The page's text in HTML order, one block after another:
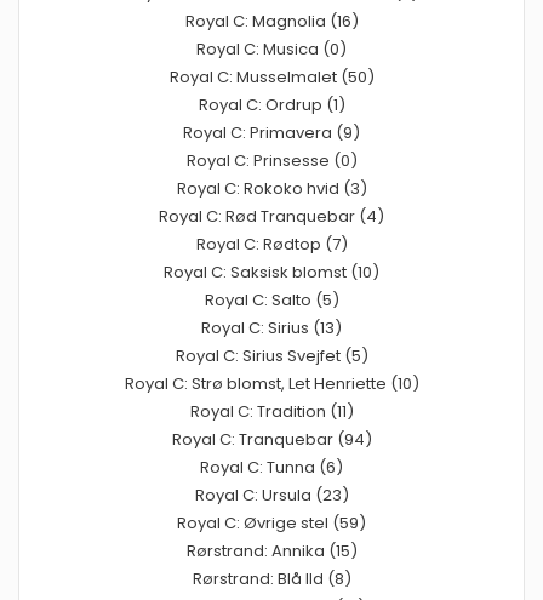
Royal C: Magnolia (16)
Royal C: Musica (0)
Royal C: Musselmalet (50)
Royal C: Ordrup (1)
Royal C: Primavera (9)
Royal C: Prinsesse (0)
Royal C: Rokoko hvid (3)
Royal C: Rød Tranquebar (4)
Royal C: Rødtop (7)
Royal C: Saksisk blomst (10)
Royal C: Salto (5)
Royal C: Sirius (13)
Royal C: Sirius Svejfet (5)
Royal C: Strø blomst, Let Henriette (10)
Royal C: Tradition (11)
Royal C: Tranquebar (94)
Royal C: Tunna (6)
Royal C: Ursula (23)
Royal C: Øvrige stel (59)
Rørstrand: Annika (15)
Rørstrand: Blå Ild (8)